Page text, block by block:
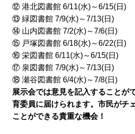
⑫ 港北図書館 6/11(水)～6/15(日)
⑬ 緑図書館 7/9(水)～7/13(日)
⑭ 山内図書館 7/2(水)～7/6(日)
⑮ 戸塚図書館 6/18(水)～6/22(日)
⑯ 栄図書館 6/11(水)～6/15(日)
⑰ 泉図書館 7/9(水)～7/13(日)
⑱ 瀬谷図書館 6/4(水)～7/8(日)
展示会では意見を記入することが
育委員に届けられます。市民がチ
ことができる貴重な機会！